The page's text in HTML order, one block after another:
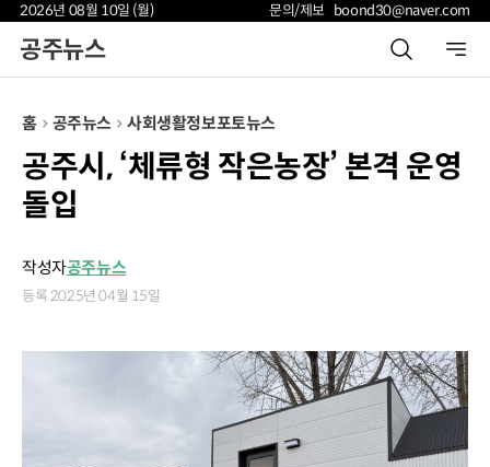
2026년 08월 10일 (월) 문의/제보 boond30@naver.com
공주뉴스
홈 공주뉴스 사회생활정보포토뉴스
공주시, ‘체류형 작은농장’ 본격 운영
돌입
작성자공주뉴스
등록 2025년 04월 15일